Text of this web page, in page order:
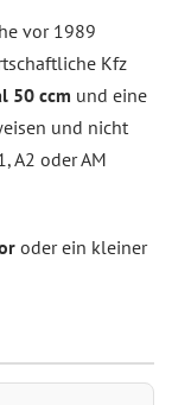
vor 1989
Kfz
50 ccm und eine
und nicht
A2 oder AM
oder ein kleiner